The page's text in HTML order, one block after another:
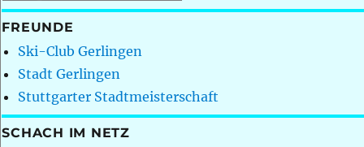
FREUNDE
Ski-Club Gerlingen
Stadt Gerlingen
Stuttgarter Stadtmeisterschaft
SCHACH IM NETZ